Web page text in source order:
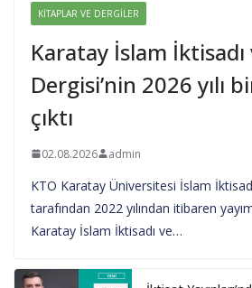
KITAPLAR VE DERGILER
Karatay İslam İktisadı
Dergisi’nin 2026 yılı
çıktı
02.08.2026 admin
KTO Karatay Üniversitesi İslam
tarafından 2022 yılından itibaren
Karatay İslam İktisadı ve…